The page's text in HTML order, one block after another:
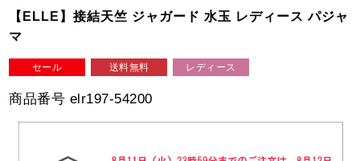
【ELLE】接結天竺 ジャガード 水玉 レディース パジャ
マ
セール 送料無料 レディース
商品番号 elr197-54200